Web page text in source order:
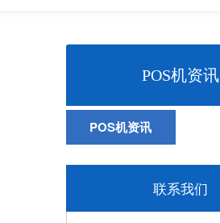
POS机资讯
POS机资讯
联系我们